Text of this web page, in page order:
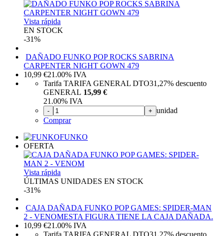
Vista rápida
EN STOCK
-31%
DAÑADO FUNKO POP ROCKS SABRINA
CARPENTER NIGHT GOWN 479
10,99 €21.00% IVA
Tarifa TARIFA GENERAL DTO31,27% descuento
GENERAL 15,99 €
21.00% IVA
- + unidad
Comprar
FUNKO
OFERTA
Vista rápida
ÚLTIMAS UNIDADES EN STOCK
-31%
CAJA DAÑADA FUNKO POP GAMES: SPIDER-MAN
2 - VENOMESTA FIGURA TIENE LA CAJA DAÑADA.
10,99 €21.00% IVA